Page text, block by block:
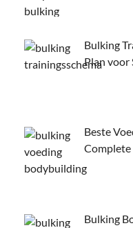
Bulking
Plan voor
Beste
Complete
Bulking